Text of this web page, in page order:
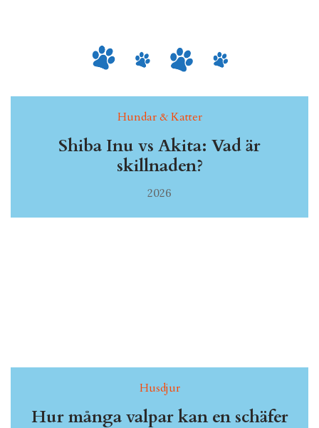
Hundar & Katter
Shiba Inu vs Akita: Vad är
skillnaden?
2026
Husdjur
Hur många valpar kan en schäfer